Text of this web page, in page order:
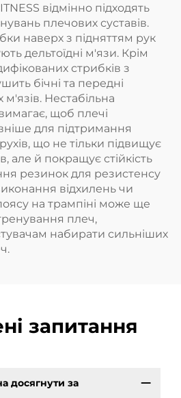
відмінно підходять
плечових суставів.
наверх з підняттям рук
дельтоїдні м'язи. Крім
стрибків з
бічні та передні
м'язів. Нестабільна
щоб плечі
для підтримання
що не тільки підвищує
але й покращує стійкість
резинок для резистенсу
відхилень чи
на трампіні може ще
плеч,
набирати сильніших
запитання
досягнути за